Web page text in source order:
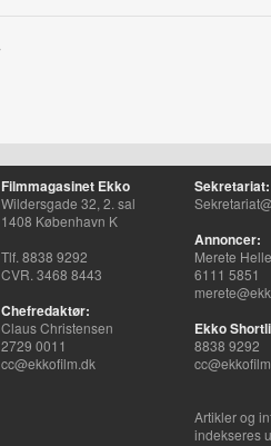
Filmmagasinet Ekko
Wildersgade 32, 2. sal
1408 København K
Tlf. 8838 9292
CVR. 3468 8443
Chefredaktør:
Claus Christensen
2729 0011
cc@ekkofilm.dk
Sekretariat:
Annoncer:
Merete
6111 5851
Ekko
8838 9292
Artikler og
indekseres